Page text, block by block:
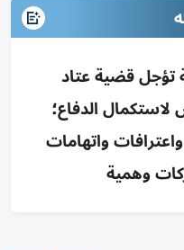
تؤجل قضية عتاد
أغسطس لاستكمال الدفاع؛
واتهامات
وهمية